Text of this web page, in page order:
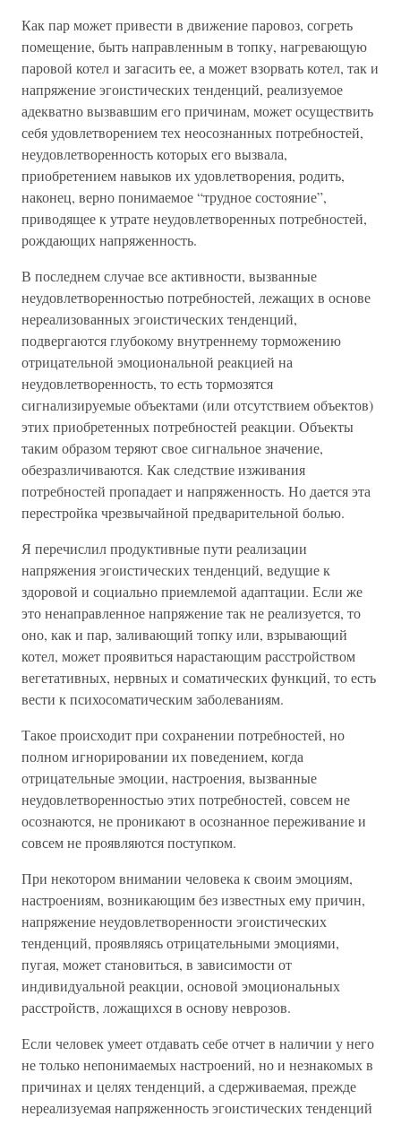
Как пар может привести в движение паровоз, согреть
помещение, быть направленным в топку, нагревающую
паровой котел и загасить ее, а может взорвать котел, так и
напряжение эгоистических тенденций, реализуемое
адекватно вызвавшим его причинам, может осуществить
себя удовлетворением тех неосознанных потребностей,
неудовлетворенность которых его вызвала,
приобретением навыков их удовлетворения, родить,
наконец, верно понимаемое “трудное состояние”,
приводящее к утрате неудовлетворенных потребностей,
рождающих напряженность.
В последнем случае все активности, вызванные
неудовлетворенностью потребностей, лежащих в основе
нереализованных эгоистических тенденций,
подвергаются глубокому внутреннему торможению
отрицательной эмоциональной реакцией на
неудовлетворенность, то есть тормозятся
сигнализируемые объектами (или отсутствием объектов)
этих приобретенных потребностей реакции. Объекты
таким образом теряют свое сигнальное значение,
обезразличиваются. Как следствие изживания
потребностей пропадает и напряженность. Но дается эта
перестройка чрезвычайной предварительной болью.
Я перечислил продуктивные пути реализации
напряжения эгоистических тенденций, ведущие к
здоровой и социально приемлемой адаптации. Если же
это ненаправленное напряжение так не реализуется, то
оно, как и пар, заливающий топку или, взрывающий
котел, может проявиться нарастающим расстройством
вегетативных, нервных и соматических функций, то есть
вести к психосоматическим заболеваниям.
Такое происходит при сохранении потребностей, но
полном игнорировании их поведением, когда
отрицательные эмоции, настроения, вызванные
неудовлетворенностью этих потребностей, совсем не
осознаются, не проникают в осознанное переживание и
совсем не проявляются поступком.
При некотором внимании человека к своим эмоциям,
настроениям, возникающим без известных ему причин,
напряжение неудовлетворенности эгоистических
тенденций, проявляясь отрицательными эмоциями,
пугая, может становиться, в зависимости от
индивидуальной реакции, основой эмоциональных
расстройств, ложащихся в основу неврозов.
Если человек умеет отдавать себе отчет в наличии у него
не только непонимаемых настроений, но и незнакомых в
причинах и целях тенденций, а сдерживаемая, прежде
нереализуемая напряженность эгоистических тенденций